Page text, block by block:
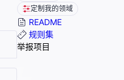
定制我的领域
README
规则集
举报项目